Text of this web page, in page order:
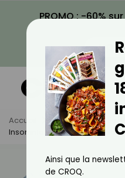
PROMO : -60%
VOIR
Accueil Actus
Bien-Être
Insomnie Fatale : La Maladie
Ainsi que la
de CROQ.